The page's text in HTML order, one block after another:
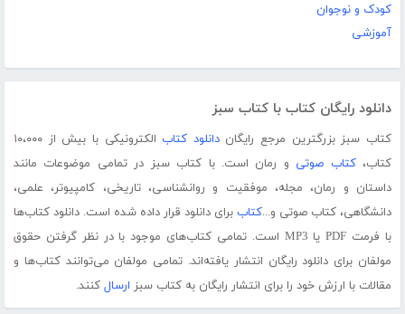
کودک و نوجوان
آموزشی
دانلود رایگان کتاب با کتاب سبز
کتاب سبز بزرگترین مرجع رایگاندانلود کتاب
الکترونیکی با بیش از ۱۰،۰۰۰
کتاب،کتاب صوتی و رمان است. با کتاب سبز در تمامی موضوعات مانند
داستان و رمان، مجله، موفقیت و روانشناسی، تاریخی، کامپیوتر، علمی،
دانشگاهی، کتاب صوتی و...کتاب برای دانلود قرار داده شده است. دانلود کتاب‌ها
با فرمت PDF یا MP3 است. تمامی کتاب‌های موجود با در نظر گرفتن حقوق
مولفان برای دانلود رایگان انتشار یافته‌اند. تمامی مولفان می‌توانند کتاب‌ها و
مقالات با ارزش خود را برای انتشار رایگان به کتاب سبز ارسال کنند.